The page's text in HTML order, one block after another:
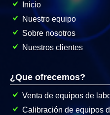
Inicio
Nuestro equipo
Sobre nosotros
Nuestros clientes
¿Que ofrecemos?
Venta de equipos de
Calibración de equipos